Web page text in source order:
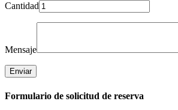
Cantidad
Mensaje
Formulario de solicitud de reserva